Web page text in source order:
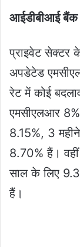
आईडीबीआई
प्राइवेट सेक्टर
अपडेटेड
रेट में कोई
एमसीएलआर
8.15%, 3
8.70% हैं।
साल के लिए
हैं।